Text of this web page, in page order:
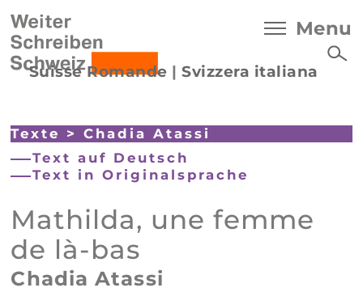
Suisse Romande |Svizzera italiana
Menu
Texte >Chadia Atassi
Text auf Deutsch
Text in Originalsprache
Mathilda, une femme
de là-bas
Chadia Atassi